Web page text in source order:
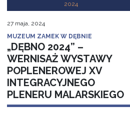
2024
27 maja, 2024
MUZEUM ZAMEK W DĘBNIE
„DĘBNO 2024” –
WERNISAŻ WYSTAWY
POPLENEROWEJ XV
INTEGRACYJNEGO
PLENERU MALARSKIEGO